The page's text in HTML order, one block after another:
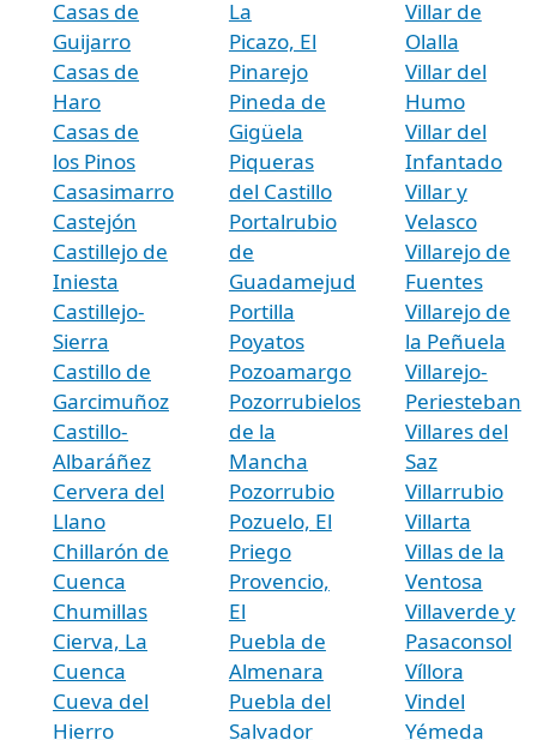
Casas de
Guijarro
Casas de
Haro
Casas de
los Pinos
Casasimarro
Castejón
Castillejo de
Iniesta
Castillejo-
Sierra
Castillo de
Garcimuñoz
Castillo-
Albaráñez
Cervera del
Llano
Chillarón de
Cuenca
Chumillas
Cierva, La
Cuenca
Cueva del
Hierro
La
Picazo, El
Pinarejo
Pineda de
Gigüela
Piqueras
del Castillo
Portalrubio
de
Guadamejud
Portilla
Poyatos
Pozoamargo
Pozorrubielos
de la
Mancha
Pozorrubio
Pozuelo, El
Priego
Provencio,
El
Puebla de
Almenara
Puebla del
Salvador
Villar de
Olalla
Villar del
Humo
Villar del
Infantado
Villar y
Velasco
Villarejo de
Fuentes
Villarejo de
la Peñuela
Villarejo-
Periesteban
Villares del
Saz
Villarrubio
Villarta
Villas de la
Ventosa
Villaverde y
Pasaconsol
Víllora
Vindel
Yémeda